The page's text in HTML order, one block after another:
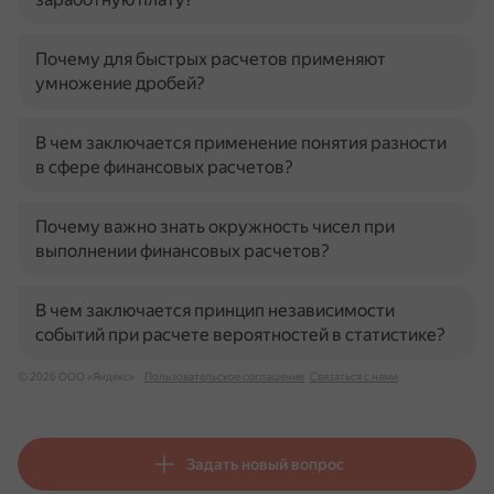
Почему для быстрых расчетов применяют
умножение дробей?
В чем заключается применение понятия разности
в сфере финансовых расчетов?
Почему важно знать окружность чисел при
выполнении финансовых расчетов?
В чем заключается принцип независимости
событий при расчете вероятностей в статистике?
© 2026 ООО «Яндекс» Пользовательское соглашение Связаться с нами
Задать новый вопрос